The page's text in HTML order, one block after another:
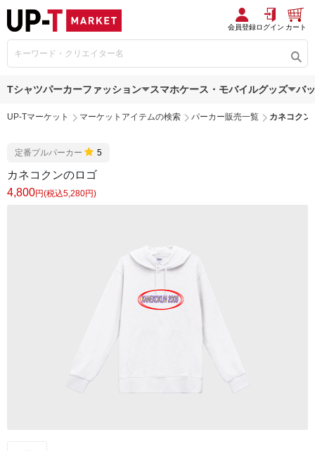
会員登録ログイン カート
Tシャツパーカーファッション スマホケース・モバイルグッズ バ
UP-Tマーケット マーケットアイテムの検索 パーカー販売一覧 カネコクン
定番プルパーカー 5
カネコクンのロゴ
4,800円(税込5,280円)